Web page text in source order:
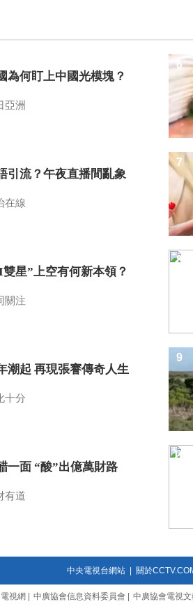
為何盯上中國光模塊？
亞洲
引流？午夜直播間亂象
在線
星”上空有何新本領？
關注
潮起 再現張謇傳奇人生
十分
一面 “酸”出億萬財路
有道
6
7
8
9
10
中央電視台網站| 關於
視網 中廣協會信息資料委員會 中廣協會電視